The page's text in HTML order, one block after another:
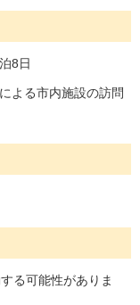
8日
よる市内施設の訪問
る可能性がありま